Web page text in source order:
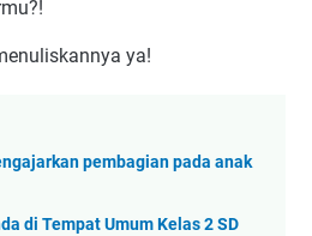
ya!
pembagian pada anak
di Tempat Umum Kelas 2 SD